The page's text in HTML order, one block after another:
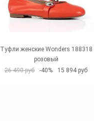
Туфли женские Wonders 188318
розовый
26 490 руб
-40% 15 894 руб